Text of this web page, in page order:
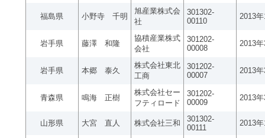
福島県 小野寺 千明
旭産業株式会
社
301302-
00110
2013
岩手県 藤澤 和隆
協積産業株式
会社
301202-
00008
2013
岩手県 本郷 泰久
株式会社東北
工商
301202-
00007
2013
青森県 鳴海 正樹
株式会社セー
フティロード
301202-
00009
2013
山形県 大宮 直人 株式会社三和
301302-
00111
2013